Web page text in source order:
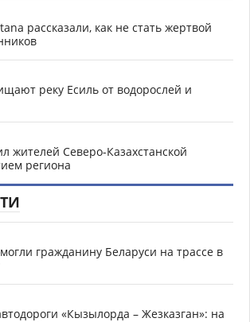
рассказали, как не стать жертвой
реку Есиль от водорослей и
жителей Северо-Казахстанской
региона
гражданину Беларуси на трассе в
«Кызылорда – Жезказган»: на